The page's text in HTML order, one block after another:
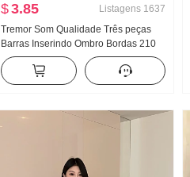
$3.85 Listagens 1637
Tremor Som Qualidade Três peças
Barras Inserindo Ombro Bordas 210
G. Algodão Puro Solto Cores
Contrastantes Top 2025 Primavera
Novo Manga curta Feminino